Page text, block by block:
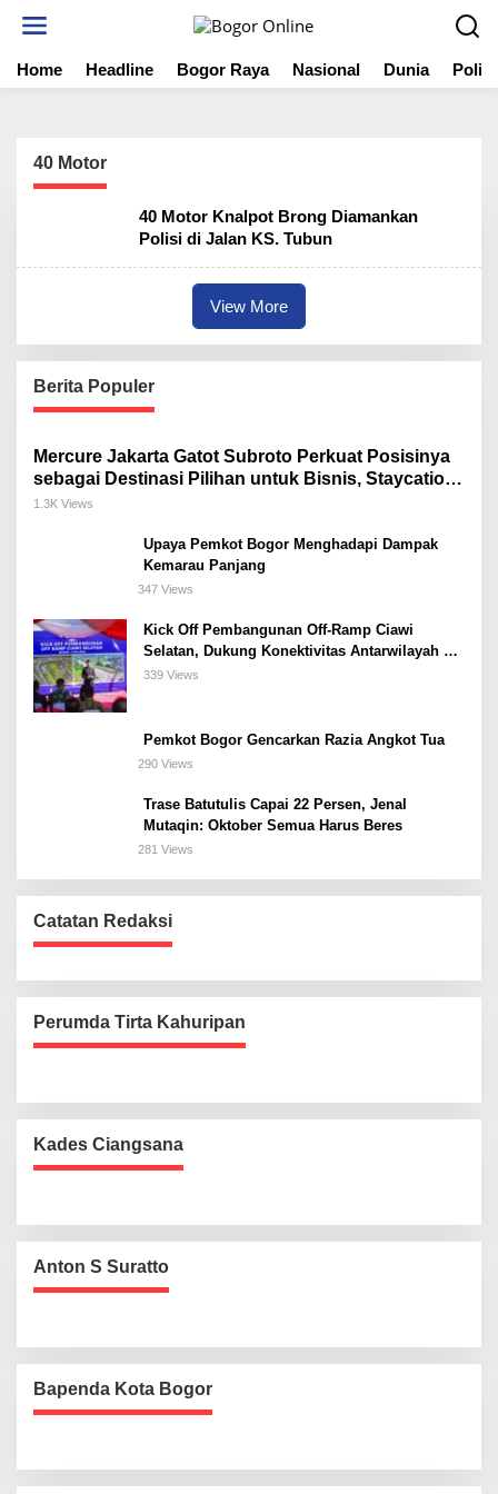
t
Home Headline Bogor Raya Nasional Dunia
40 Motor
40 Motor Knalpot Brong Diamankan
Polisi di Jalan KS. Tubun
View More
Berita Populer
Mercure Jakarta Gatot Subroto Perkuat Posisinya
sebagai Destinasi Pilihan untuk Bisnis, Staycation,
Meeting, dan Kuliner di Jakarta Selatan
1.3K Views
Upaya Pemkot Bogor Menghadapi Dampak
Kemarau Panjang
347 Views
Kick Off Pembangunan Off-Ramp Ciawi
Selatan, Dukung Konektivitas Antarwilayah di
Bogor Selatan
339 Views
Pemkot Bogor Gencarkan Razia Angkot Tua
290 Views
Trase Batutulis Capai 22 Persen, Jenal
Mutaqin: Oktober Semua Harus Beres
281 Views
Catatan Redaksi
Perumda Tirta Kahuripan
Kades Ciangsana
Anton S Suratto
Bapenda Kota Bogor